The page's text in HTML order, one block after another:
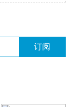
订阅